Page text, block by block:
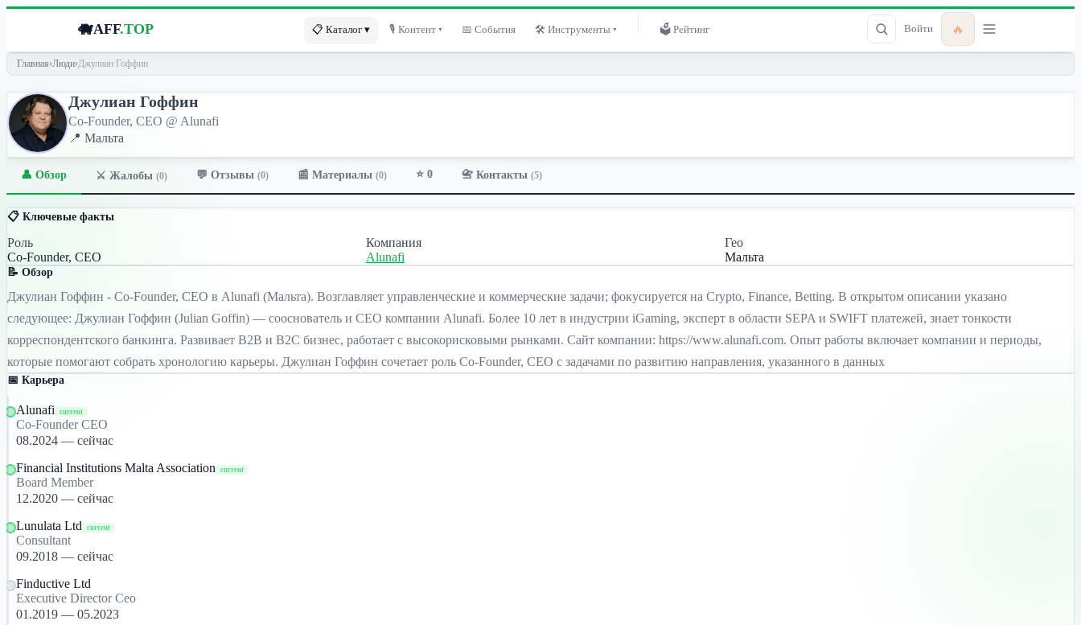
🐗AFF.TOP 📋 Каталог ▾ 🎙 Контент ▾ 📅 События 🛠 Инструменты ▾ 🗳 Рейтинг Войти 🔥
Главная›Люди›Джулиан Гоффин
Джулиан Гоффин
Co-Founder, CEO @ Alunafi
📍 Мальта
👤 Обзор ⚔️ Жалобы (0) 💬 Отзывы (0) 📰 Материалы (0) ⭐ 0 📇 Контакты (5)
📋 Ключевые факты
Роль
Co-Founder, CEO
Компания
Alunafi
Гео
Мальта
📝 Обзор
Джулиан Гоффин - Co-Founder, CEO в Alunafi (Мальта). Возглавляет управленческие и коммерческие задачи; фокусируется на Crypto, Finance, Betting. В открытом описании указано
следующее: Джулиан Гоффин (Julian Goffin) — сооснователь и CEO компании Alunafi. Более 10 лет в индустрии iGaming, эксперт в области SEPA и SWIFT платежей, знает тонкости
корреспондентского банкинга. Развивает B2B и B2C бизнес, работает с высокорисковыми рынками. Сайт компании: https://www.alunafi.com. Опыт работы включает компании и периоды,
которые помогают собрать хронологию карьеры. Джулиан Гоффин сочетает роль Co-Founder, CEO с задачами по развитию направления, указанного в данных
📅 Карьера
Alunafi current
Co-Founder CEO
08.2024 — сейчас
Financial Institutions Malta Association
current
Board Member
12.2020 — сейчас
Lunulata Ltd
current
Consultant
09.2018 — сейчас
Finductive Ltd
Executive Director Ceo
01.2019 — 05.2023